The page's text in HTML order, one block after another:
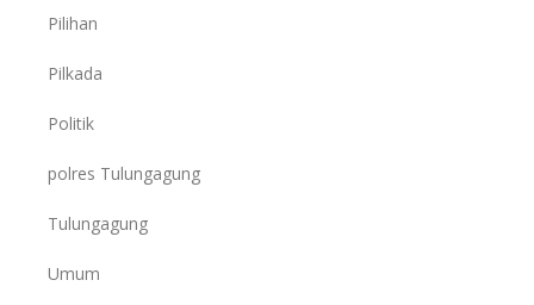
Pilihan
Pilkada
Politik
polres Tulungagung
Tulungagung
Umum